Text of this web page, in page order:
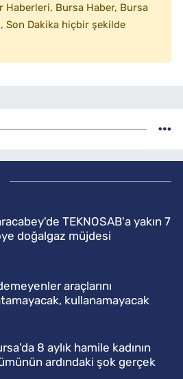
Haberleri, Bursa Haber, Bursa
Son Dakika hiçbir şekilde
TEKNOSAB'a yakın 7
doğalgaz müjdesi
araçlarını
kullanamayacak
8 aylık hamile kadının
ardındaki şok gerçek